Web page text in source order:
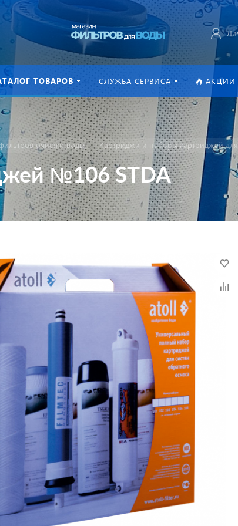
ТОВАРОВ СЛУЖБА СЕРВИСА АКЦИИ
очистки воды Картриджи и наборы картриджей
№106 STDA